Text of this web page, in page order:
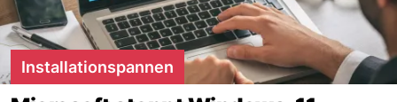
Installationspannen